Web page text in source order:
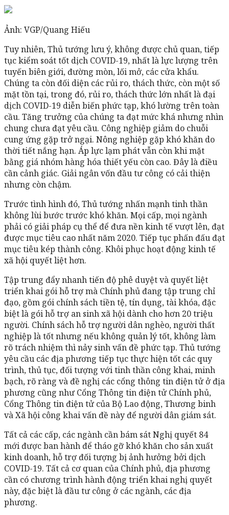
Ảnh: VGP/Quang Hiếu
Tuy nhiên, Thủ tướng lưu ý, không được chủ quan, tiếp
tục kiểm soát tốt dịch COVID-19, nhất là lực lượng trên
tuyến biên giới, đường mòn, lối mở, các cửa khẩu.
Chúng ta còn đối diện các rủi ro, thách thức, còn một số
mặt tồn tại, trong đó, rủi ro, thách thức lớn nhất là đại
dịch COVID-19 diễn biến phức tạp, khó lường trên toàn
cầu. Tăng trưởng của chúng ta đạt mức khá nhưng nhìn
chung chưa đạt yêu cầu. Công nghiệp giảm do chuỗi
cung ứng gặp trở ngại. Nông nghiệp gặp khó khăn do
thời tiết nắng hạn. Áp lực lạm phát vẫn còn khi mặt
bằng giá nhóm hàng hóa thiết yếu còn cao. Đây là điều
cần cảnh giác. Giải ngân vốn đầu tư công có cải thiện
nhưng còn chậm.
Trước tình hình đó, Thủ tướng nhấn mạnh tinh thần
không lùi bước trước khó khăn. Mọi cấp, mọi ngành
phải có giải pháp cụ thể để đưa nền kinh tế vượt lên, đạt
được mục tiêu cao nhất năm 2020. Tiếp tục phấn đấu đạt
mục tiêu kép thành công. Khôi phục hoạt động kinh tế
xã hội quyết liệt hơn.
Tập trung đẩy nhanh tiến độ phê duyệt và quyết liệt
triển khai gói hỗ trợ mà Chính phủ đang tập trung chỉ
đạo, gồm gói chính sách tiền tệ, tín dụng, tài khóa, đặc
biệt là gói hỗ trợ an sinh xã hội dành cho hơn 20 triệu
người. Chính sách hỗ trợ người dân nghèo, người thất
nghiệp là tốt nhưng nếu không quản lý tốt, không làm
rõ trách nhiệm thì nảy sinh vấn đề phức tạp. Thủ tướng
yêu cầu các địa phương tiếp tục thực hiện tốt các quy
trình, thủ tục, đối tượng với tinh thần công khai, minh
bạch, rõ ràng và đề nghị các cổng thông tin điện tử ở địa
phương cũng như Cổng Thông tin điện tử Chính phủ,
Cổng Thông tin điện tử của Bộ Lao động, Thương binh
và Xã hội công khai vấn đề này để người dân giám sát.
Tất cả các cấp, các ngành cần bám sát Nghị quyết 84
mới được ban hành để tháo gỡ khó khăn cho sản xuất
kinh doanh, hỗ trợ đối tượng bị ảnh hưởng bởi dịch
COVID-19. Tất cả cơ quan của Chính phủ, địa phương
cần có chương trình hành động triển khai nghị quyết
này, đặc biệt là đầu tư công ở các ngành, các địa
phương.